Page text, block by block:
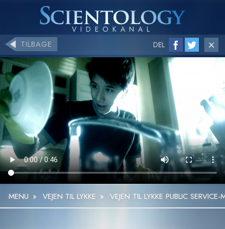
TILBAGE DEL
MENU » VEJEN TIL LYKKE » VEJEN TIL LYKKE PUBLIC SERVICE-